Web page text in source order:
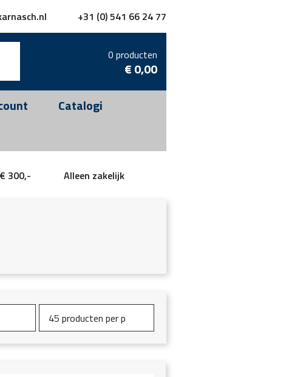
+31 (0) 541 66 24 77
0 producten
€0,00
Catalogi
300,- Alleen zakelijk